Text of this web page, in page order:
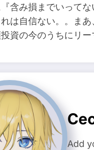
含み損までいって
は自信ない。。まあ
資の今のうちにリ
Add